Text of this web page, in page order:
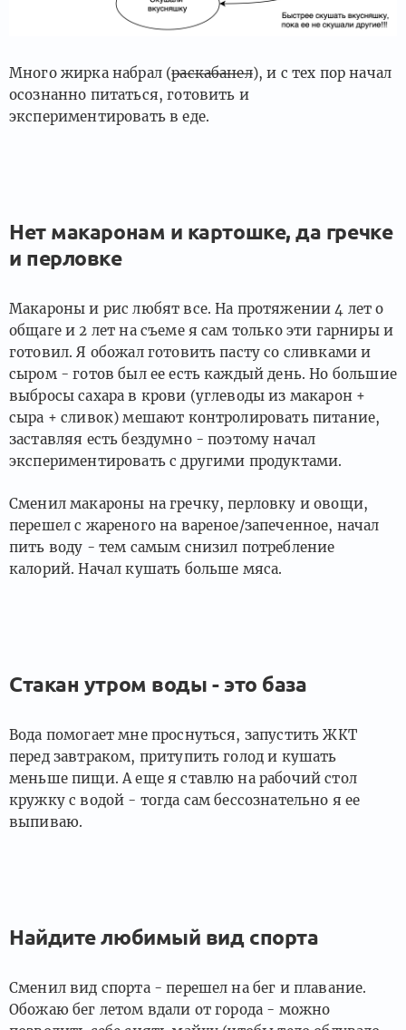
Много жирка набрал (раскабанел), и с тех пор начал
осознанно питаться, готовить и
экспериментировать в еде.
Нет макаронам и картошке, да гречке
и перловке
Макароны и рис любят все. На протяжении 4 лет о
общаге и 2 лет на съеме я сам только эти гарниры и
готовил. Я обожал готовить пасту со сливками и
сыром - готов был ее есть каждый день. Но большие
выбросы сахара в крови (углеводы из макарон +
сыра + сливок) мешают контролировать питание,
заставляя есть бездумно - поэтому начал
экспериментировать с другими продуктами.
Сменил макароны на гречку, перловку и овощи,
перешел с жареного на вареное/запеченное, начал
пить воду - тем самым снизил потребление
калорий. Начал кушать больше мяса.
Стакан утром воды - это база
Вода помогает мне проснуться, запустить ЖКТ
перед завтраком, притупить голод и кушать
меньше пищи. А еще я ставлю на рабочий стол
кружку с водой - тогда сам бессознательно я ее
выпиваю.
Найдите любимый вид спорта
Сменил вид спорта - перешел на бег и плавание.
Обожаю бег летом вдали от города - можно